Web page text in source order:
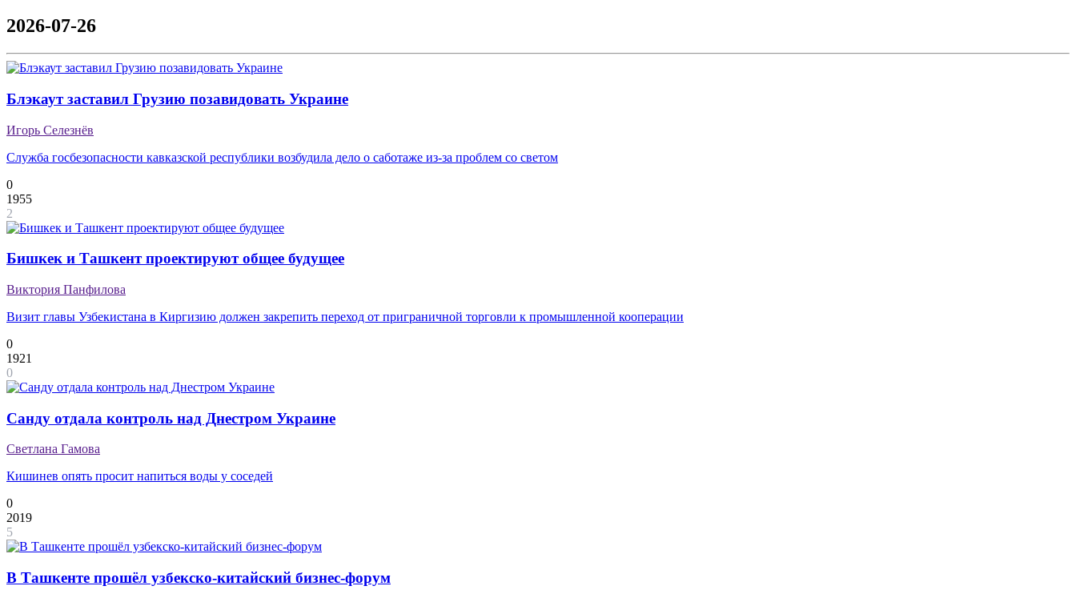
2026-07-26
Блэкаут заставил Грузию позавидовать Украине
Игорь Селезнёв
Служба госбезопасности кавказской республики возбудила дело о саботаже из-за проблем со светом
0
1955
2
Бишкек и Ташкент проектируют общее будущее
Виктория Панфилова
Визит главы Узбекистана в Киргизию должен закрепить переход от приграничной торговли к промышленной кооперации
0
1921
0
Санду отдала контроль над Днестром Украине
Светлана Гамова
Кишинев опять просит напиться воды у соседей
0
2019
5
В Ташкенте прошёл узбекско-китайский бизнес-форум